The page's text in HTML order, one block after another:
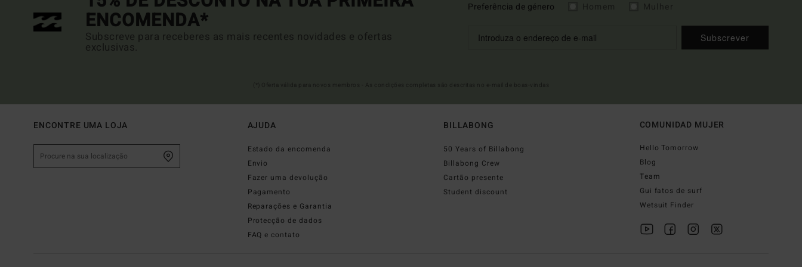
ENCOMENDA*
Subscreve para receberes as mais recentes novidades e ofertas
exclusivas.
Preferência de género
Subscrever
ENCONTRE UMA LOJA AJUDA
Estado da encomenda
Envio
Fazer uma devolução
Pagamento
Reparações e Garantia
Protecção de dados
FAQ e contato
BILLABONG
50 Years of Billabong
Billabong Crew
Cartão presente
Student discount
COMUNIDAD MUJER
Hello Tomorrow
Blog
Team
Gui fatos de surf
Wetsuit Finder